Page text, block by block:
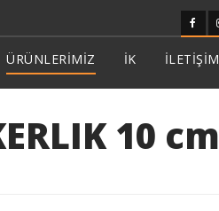
ÜRÜNLERİMİZ İK İLETİŞİM
10 cm